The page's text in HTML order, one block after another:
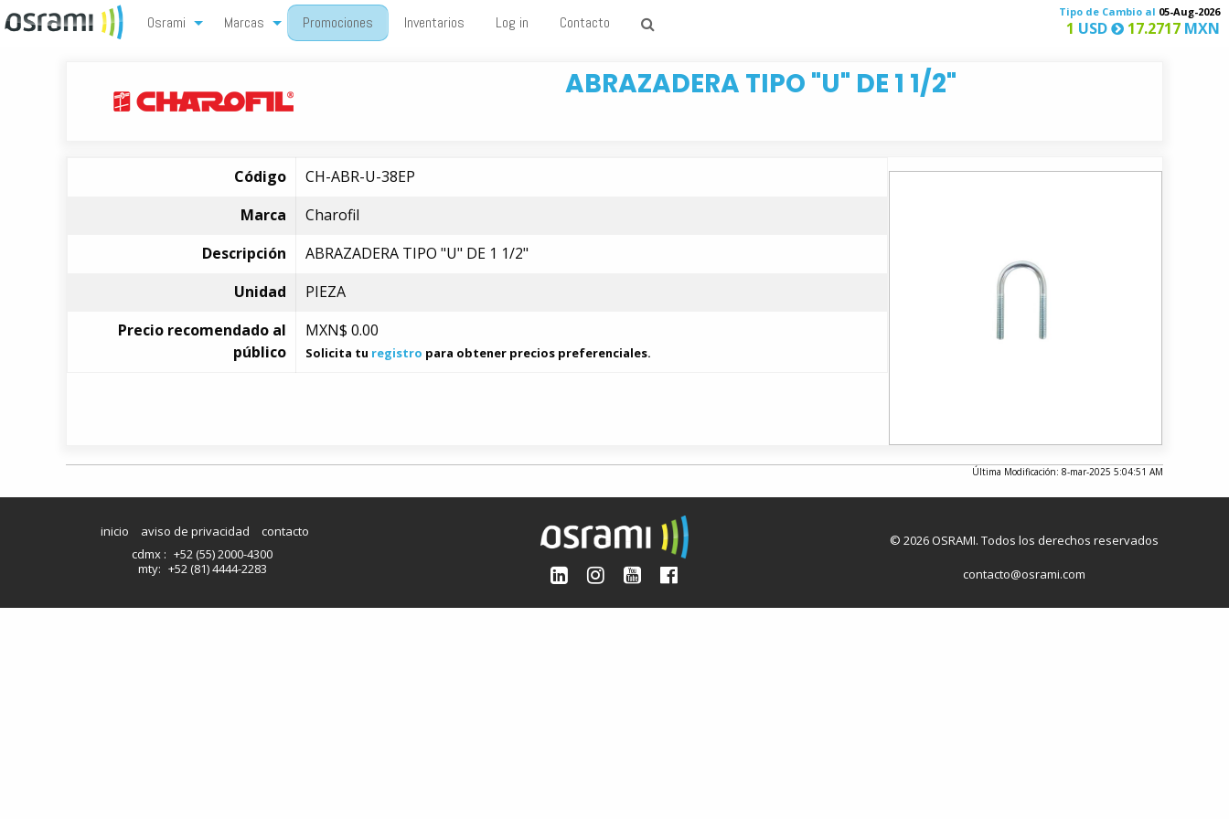
Osrami Marcas Promociones Inventarios Log in Contacto
Tipo de Cambio al 05-Aug-2026
1 USD 17.2717 MXN
ABRAZADERA TIPO "U" DE 1 1/2"
Código
CH-ABR-U-38EP
Marca
Charofil
Descripción
ABRAZADERA TIPO "U" DE 1 1/2"
Unidad
PIEZA
Precio recomendado al
público
MXN$ 0.00
Solicita tu registro para obtener precios preferenciales.
Última Modificación: 8-mar-2025 5:04:51 AM
inicio aviso de privacidad
contacto
cdmx : +52 (55) 2000-4300
mty: +52 (81) 4444-2283
© 2026 OSRAMI. Todos los derechos reservados
contacto@osrami.com